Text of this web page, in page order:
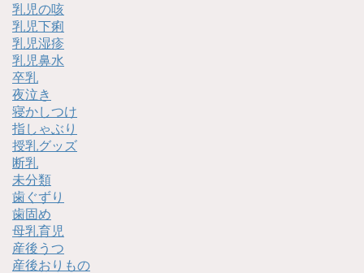
乳児の咳
乳児下痢
乳児湿疹
乳児鼻水
卒乳
夜泣き
寝かしつけ
指しゃぶり
授乳グッズ
断乳
未分類
歯ぐずり
歯固め
母乳育児
産後うつ
産後おりもの